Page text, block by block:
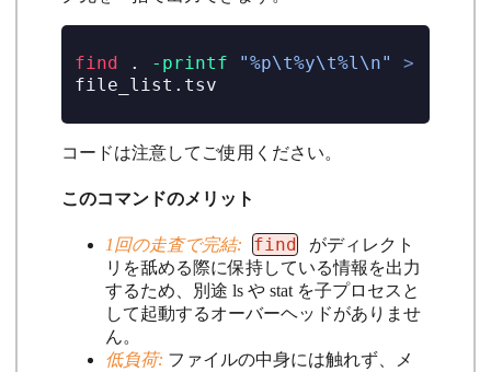
find . -printf "%p\t%y\t%l\n"
>
file_list.tsv
コードは注意してご使用ください。
このコマンドのメリット
1回の走査で完結: find
がディレクト
リを舐める際に保持している情報を出力
するため、別途 ls や stat を子プロセスと
して起動するオーバーヘッドがありませ
ん。
低負荷: ファイルの中身には触れず、メ